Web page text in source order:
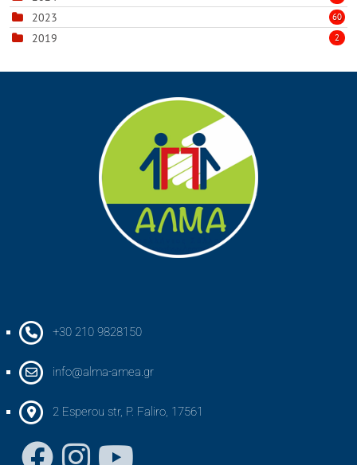
2023 60
2019 2
+30 210 9828150
info@alma-amea.gr
2 Esperou str, P. Faliro, 17561